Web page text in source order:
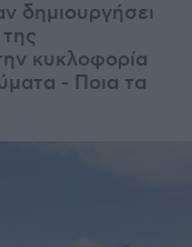
δημιουργήσει
κυκλοφορία
- Ποια τα